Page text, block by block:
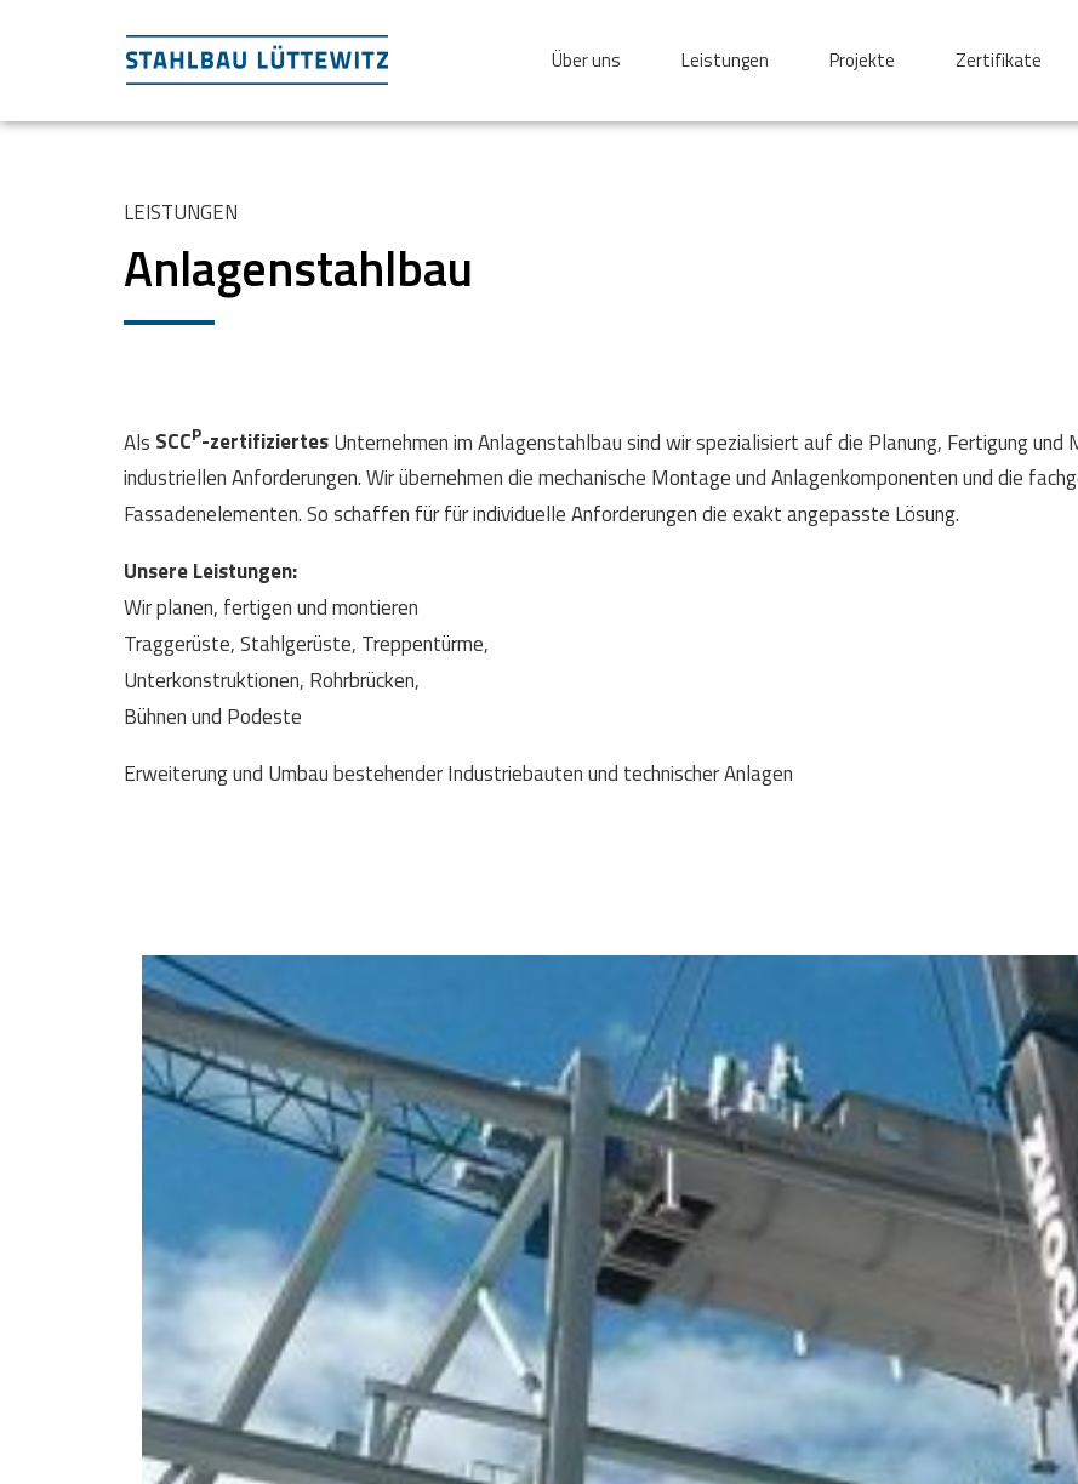
Über uns Leistungen Projekte Zertifikate
LEISTUNGEN
Anlagenstahlbau
Als SCCP-zertifiziertesUnternehmen im Anlagenstahlbau sind wir spezialisiert auf die Planung, Fertigung
industriellen Anforderungen. Wir übernehmen die mechanische Montage und Anlagenkomponenten und die
Fassadenelementen. So schaffen für für individuelle Anforderungen die exakt angepasste Lösung.
Unsere Leistungen:
Wir planen, fertigen und montieren
Traggerüste, Stahlgerüste, Treppentürme,
Unterkonstruktionen, Rohrbrücken,
Bühnen und Podeste
Erweiterung und Umbau bestehender Industriebauten und technischer Anlagen